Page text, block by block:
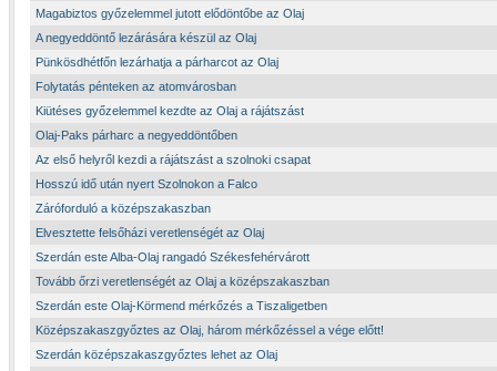
Magabiztos győzelemmel jutott elődöntőbe az Olaj
A negyeddöntő lezárására készül az Olaj
Pünkösdhétfőn lezárhatja a párharcot az Olaj
Folytatás pénteken az atomvárosban
Kiütéses győzelemmel kezdte az Olaj a rájátszást
Olaj-Paks párharc a negyeddöntőben
Az első helyről kezdi a rájátszást a szolnoki csapat
Hosszú idő után nyert Szolnokon a Falco
Záróforduló a középszakaszban
Elvesztette felsőházi veretlenségét az Olaj
Szerdán este Alba-Olaj rangadó Székesfehérvárott
Tovább őrzi veretlenségét az Olaj a középszakaszban
Szerdán este Olaj-Körmend mérkőzés a Tiszaligetben
Középszakaszgyőztes az Olaj, három mérkőzéssel a vége előtt!
Szerdán középszakaszgyőztes lehet az Olaj